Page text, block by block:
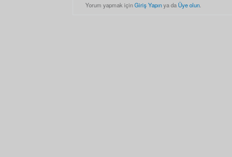
Yorum yapmak içinGiriş Yapınya da Üye olun